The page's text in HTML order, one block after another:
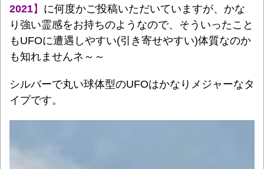
2021】 に何度かご投稿いただいていますが、かな
り強い霊感をお持ちのようなので、そういったこと
もUFOに遭遇しやすい(引き寄せやすい)体質なのか
も知れませんネ～～
シルバーで丸い球体型のUFOはかなりメジャーなタ
イプです。